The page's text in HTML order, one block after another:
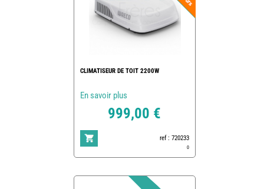
CLIMATISEUR DE TOIT 2200W
En savoir plus
999,00 €
ref : 720233
0